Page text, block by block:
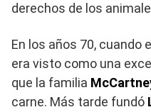
derechos de los
En los años 70, cuando
era visto como una
que la familia
carne. Más tarde fundó